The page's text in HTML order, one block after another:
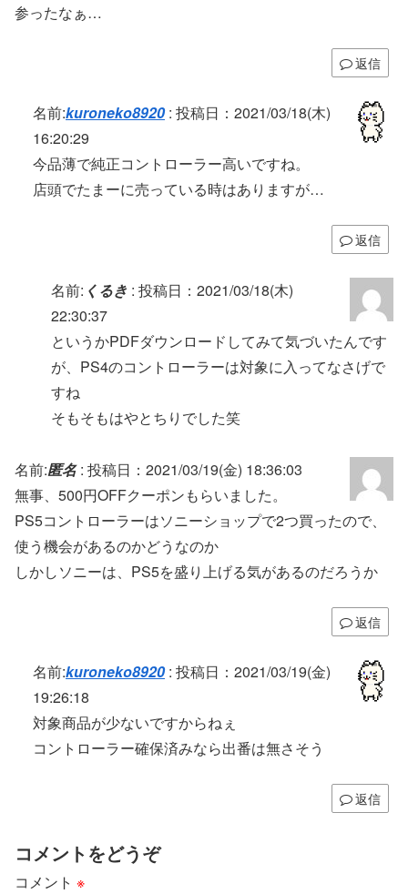
参ったなぁ…
返信
名前:kuroneko8920: 投稿日：2021/03/18(木)
16:20:29
今品薄で純正コントローラー高いですね。
店頭でたまーに売っている時はありますが…
返信
名前: くるき : 投稿日：2021/03/18(木)
22:30:37
というかPDFダウンロードしてみて気づいたんです
が、PS4のコントローラーは対象に入ってなさげで
すね
そもそもはやとちりでした笑
名前:匿名: 投稿日：2021/03/19(金) 18:36:03
無事、500円OFFクーポンもらいました。
PS5コントローラーはソニーショップで2つ買ったので、
使う機会があるのかどうなのか
しかしソニーは、PS5を盛り上げる気があるのだろうか
返信
名前:kuroneko8920: 投稿日：2021/03/19(金)
19:26:18
対象商品が少ないですからねぇ
コントローラー確保済みなら出番は無さそう
返信
コメントをどうぞ
コメント ※